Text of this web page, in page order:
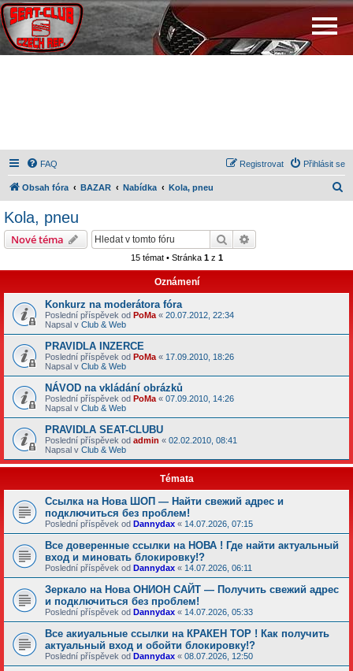
FAQ Přihlásit se
Registrovat
Obsah fóra BAZAR Nabídka Kola, pneu
Kola, pneu
Nové téma Hledat
15 témat • Stránka 1z 1
Oznámení
Konkurz na moderátora fóra
Poslední příspěvek od PoMa « 20.07.2012, 22:34
Napsal v Club & Web
PRAVIDLA INZERCE
Poslední příspěvek od PoMa « 17.09.2010, 18:26
Napsal v Club & Web
NÁVOD na vkládání obrázků
Poslední příspěvek od PoMa « 07.09.2010, 14:26
Napsal v Club & Web
PRAVIDLA SEAT-CLUBU
Poslední příspěvek od admin « 02.02.2010, 08:41
Napsal v Club & Web
Témata
Ссылка на Нова ШОП — Найти свежий адрес и
подключиться без проблем!
Poslední příspěvek od Dannydax « 14.07.2026, 07:15
Все доверенные ссылки на НОВА ! Где найти актуальный
вход и миновать блокировку!?
Poslední příspěvek od Dannydax « 14.07.2026, 06:11
Зеркало на Нова ОНИОН САЙТ — Получить свежий адрес
и подключиться без проблем!
Poslední příspěvek od Dannydax « 14.07.2026, 05:33
Все акиуальные ссылки на КРАКЕН ТОР ! Как получить
актуальный вход и обойти блокировку!?
Poslední příspěvek od Dannydax « 08.07.2026, 12:50